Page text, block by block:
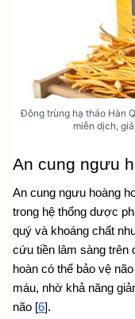
Đông trùng hạ thảo Hàn
miễn dịch,
An cung ngưu
An cung ngưu hoàng
trong hệ thống dược
quý và khoáng chất
cứu tiền lâm sàng trên
hoàn có thể bảo vệ
máu, nhờ khả năng
não [6].